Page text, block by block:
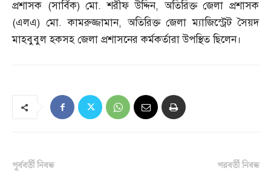
প্রশাসক (সার্বিক)মো.শরীফ উদ্দিন,অতিরিক্ত জেলা প্রশাসক
(এলএ) মো.কামরুজ্জামান,অতিরিক্ত জেলা ম্যাজিস্ট্রেট সৈয়দ
মাহবুবুল হকসহ জেলা প্রশাসনের কর্মকর্তারা উপস্থিত ছিলেন।
পূর্ববর্তী নিবন্ধ
পরবর্তী নিবন্ধ